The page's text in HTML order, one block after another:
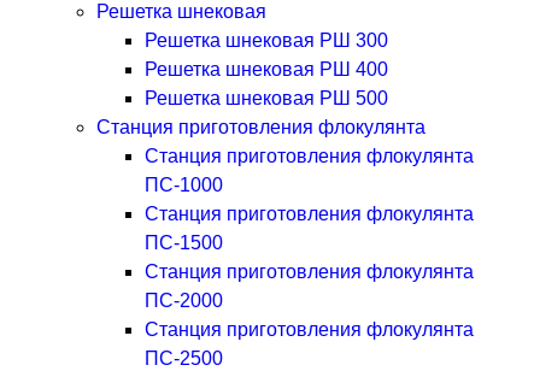
Решетка шнековая
Решетка шнековая РШ 300
Решетка шнековая РШ 400
Решетка шнековая РШ 500
Станция приготовления флокулянта
Станция приготовления флокулянта
ПС-1000
Станция приготовления флокулянта
ПС-1500
Станция приготовления флокулянта
ПС-2000
Станция приготовления флокулянта
ПС-2500